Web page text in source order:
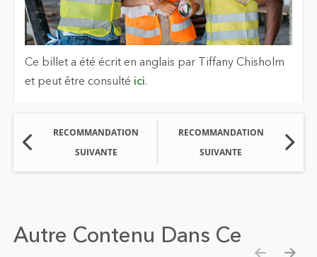
Ce billet a été écrit en anglais par Tiffany Chisholm
et peut être consulté ici.
RECOMMANDATION
SUIVANTE
RECOMMANDATION
SUIVANTE
Autre Contenu Dans Ce